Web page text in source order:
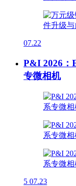
07.22
P&I 2026：
专微相机
5 07.23